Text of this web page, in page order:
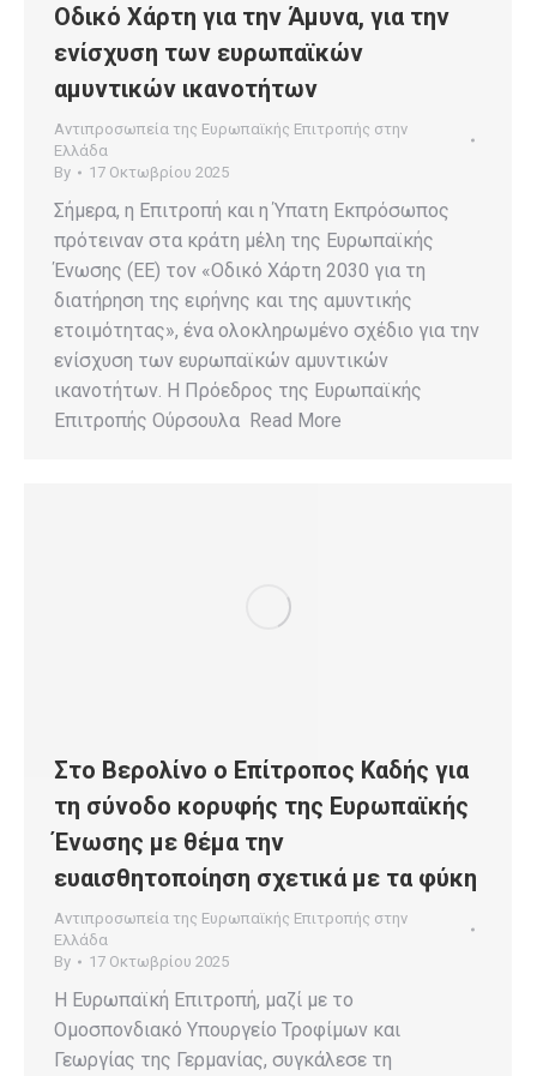
Οδικό Χάρτη για την Άμυνα, για την
ενίσχυση των ευρωπαϊκών
αμυντικών ικανοτήτων
Αντιπροσωπεία της Ευρωπαϊκής Επιτροπής στην
Ελλάδα
By
17 Οκτωβρίου 2025
Σήμερα, η Επιτροπή και η Ύπατη Εκπρόσωπος
πρότειναν στα κράτη μέλη της Ευρωπαϊκής
Ένωσης (ΕΕ) τον «Οδικό Χάρτη 2030 για τη
διατήρηση της ειρήνης και της αμυντικής
ετοιμότητας», ένα ολοκληρωμένο σχέδιο για την
ενίσχυση των ευρωπαϊκών αμυντικών
ικανοτήτων. Η Πρόεδρος της Ευρωπαϊκής
Επιτροπής Ούρσουλα Read More
Στο Βερολίνο ο Επίτροπος Καδής για
τη σύνοδο κορυφής της Ευρωπαϊκής
Ένωσης με θέμα την
ευαισθητοποίηση σχετικά με τα φύκη
Αντιπροσωπεία της Ευρωπαϊκής Επιτροπής στην
Ελλάδα
By
17 Οκτωβρίου 2025
Η Ευρωπαϊκή Επιτροπή, μαζί με το
Ομοσπονδιακό Υπουργείο Τροφίμων και
Γεωργίας της Γερμανίας, συγκάλεσε τη